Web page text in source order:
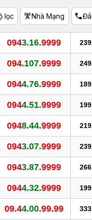
lọc Nhà Mạng
0943.16.9999
094.107.9999
0944.76.9999
0944.51.9999
0948.44.9999
0943.07.9999
0943.87.9999
0944.32.9999
09.44.00.99.99